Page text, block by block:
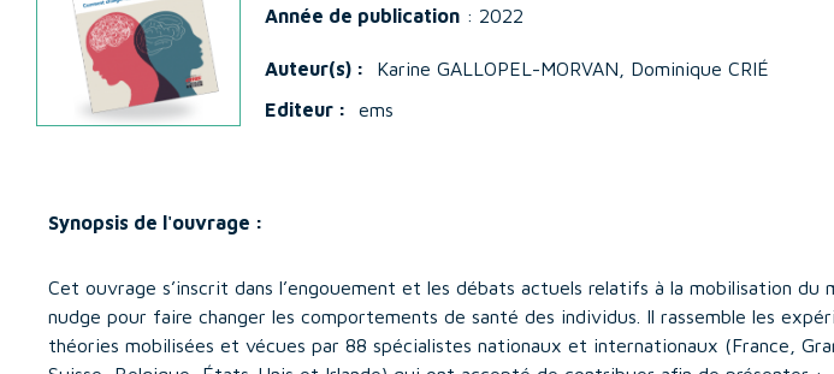
Année de publication : 2022
Auteur(s) :
Karine GALLOPEL-MORVAN, Dominique CRIÉ
Editeur :
ems
Synopsis de l'ouvrage :
Cet ouvrage s’inscrit dans l’engouement et les débats actuels relatifs à la mobilisation du
nudge pour faire changer les comportements de santé des individus. Il rassemble les
théories mobilisées et vécues par 88 spécialistes nationaux et internationaux (France,